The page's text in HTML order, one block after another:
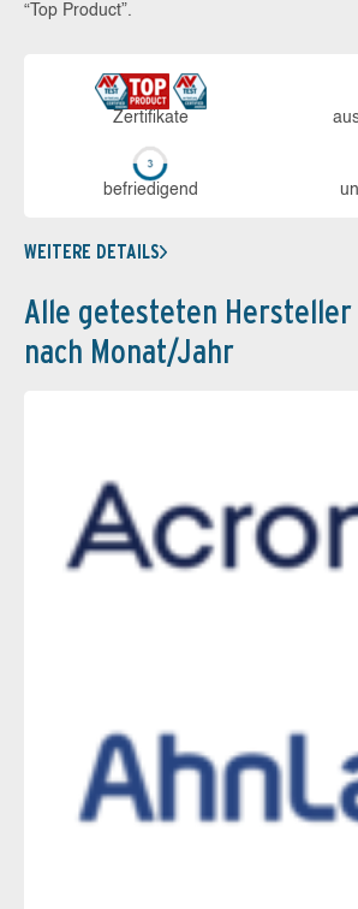
“Top Product”.
Zerti­fikate
be­frie­di­gend
WEITERE DETAILS
Alle getesteten Hersteller
nach Monat/Jahr